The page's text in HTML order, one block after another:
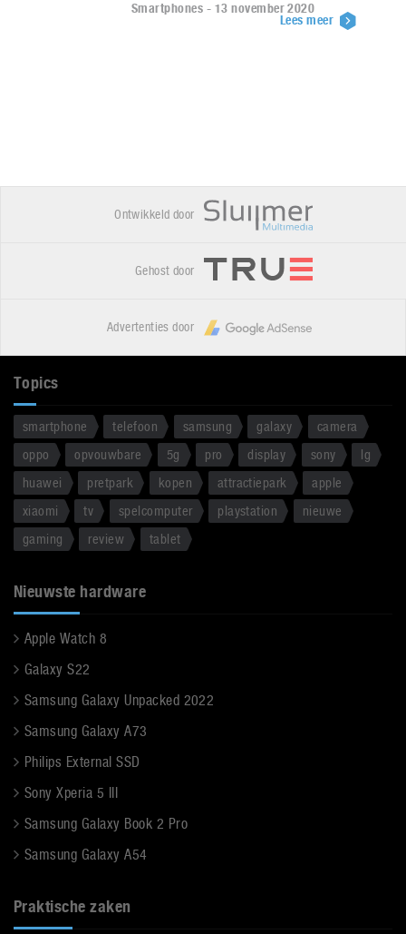
Smartphones - 13 november 2020
Lees meer
Ontwikkeld door
Gehost door
Advertenties door
Topics
smartphone telefoon samsung galaxy
camera
oppo
opvouwbare 5g pro display sony
lg
huawei
pretpark kopen attractiepark
apple
xiaomi
tv spelcomputer playstation
nieuwe
gaming
review tablet
Nieuwste hardware
Apple Watch 8
Galaxy S22
Samsung Galaxy Unpacked 2022
Samsung Galaxy A73
Philips External SSD
Sony Xperia 5 III
Samsung Galaxy Book 2 Pro
Samsung Galaxy A54
Praktische zaken